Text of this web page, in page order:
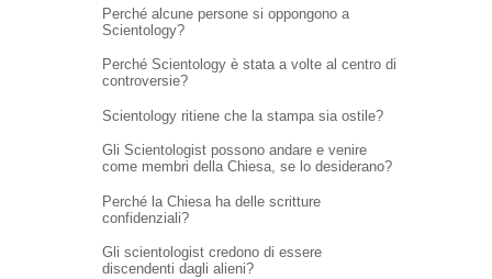
Perché alcune persone si oppongono a
Scientology?
Perché Scientology è stata a volte al centro di
controversie?
Scientology ritiene che la stampa sia ostile?
Gli Scientologist possono andare e venire
come membri della Chiesa, se lo desiderano?
Perché la Chiesa ha delle scritture
confidenziali?
Gli scientologist credono di essere
discendenti dagli alieni?